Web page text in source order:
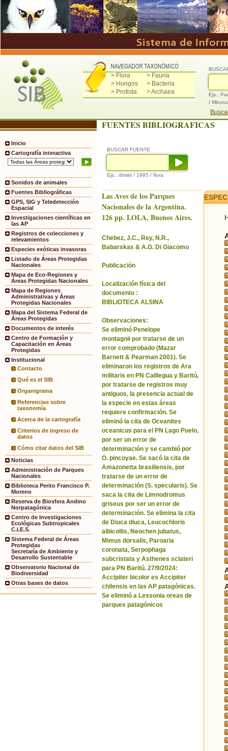
> Flora
> Fauna
> Hongos
> Bacteria
> Protista
> Archaea
Ejs.:
/
Inicio
Cartografía interactiva
Sonidos de animales
Fuentes Bibliográficas
GPS, SIG y Teledetección
Espacial
Investigaciones científicas en
las AP
Registros de colecciones y
relevamientos
Especies exóticas invasoras
Listado de Áreas Protegidas
Nacionales
Mapa de Eco-Regiones y
Áreas Protegidas Nacionales
Mapa de Regiones
Administrativas y Áreas
Protegidas Nacionales
Mapa del Sistema Federal de
Áreas Protegidas
Documentos de interés
Centro de Formación y
Capacitación en Áreas
Protegidas
Institucional
Contacto
Qué es el SIB
Organigrama
Referencias sobre
taxonomía
Acerca de la cartografía
Criterios de ingreso de
datos
Cómo citar datos del SIB
Noticias
Administración de Parques
Nacionales
Biblioteca Perito Francisco P.
Moreno
Reserva de Biosfera Andino
Norpatagónica
Centro de Investigaciones
Ecológicas Subtropicales
C.I.E.S.
Sistema Federal de Áreas
Protegidas
Secretaría de Ambiente y
Desarrollo Sustentable
Observatorio Nacional de
Biodiversidad
Otras bases de datos
FUENTES BIBLIOGRAFICAS
BUSCAR FUENTE
Ejs.: dimitri / 1995 / flora
Las Aves de los Parques
Nacionales de la Argentina.
126 pp. LOLA. Buenos Aires.
Chebez, J.C., Rey, N.R.,
Babarskas & A.G. Di Giacomo
Publicación
Localización física del
documento :
BIBLIOTECA ALSINA
Observaciones:
Se eliminó Penelope
montagnii por tratarse de un
error comprobado (Mazar
Barnett & Pearman 2001). Se
eliminaron los registros de Ara
militaris en PN Calilegua y Baritú,
por tratarse de registros muy
antiguos, la presencia actual de
la especie en estas áreas
requiere confirmación. Se
eliminó la cita de Oceanites
oceanicus para el PN Lago Puelo,
por ser un error de
determinación y se cambió por
O. pincoyae. Se sacó la cita de
Amazonetta brasiliensis, por
tratarse de un error de
determinación (S. specularis). Se
saca la cita de Limnodromus
griseus por ser un error de
determinación. Se elimina la cita
de Diuca diuca, Leucochloris
albicollis, Neochen jubatus,
Mimus dorsalis, Paroaria
coronata, Serpophaga
subcristata y Asthenes sclateri
para PN Baritú. 27/9/2024:
Accipiter bicolor es Accipiter
chilensis en las AP patagónicas.
Se eliminó a Lessonia oreas de
parques patagónicos